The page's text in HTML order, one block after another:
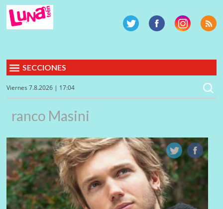
SECCIONES
Viernes 7.8.2026 | 17:04
ranco Masini